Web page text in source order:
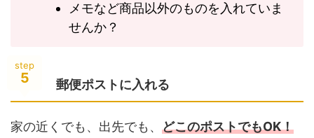
メモなど商品以外のものを入れていま
せんか？
step
5 郵便ポストに入れる
家の近くでも、出先でも、 どこのポストでもOK！